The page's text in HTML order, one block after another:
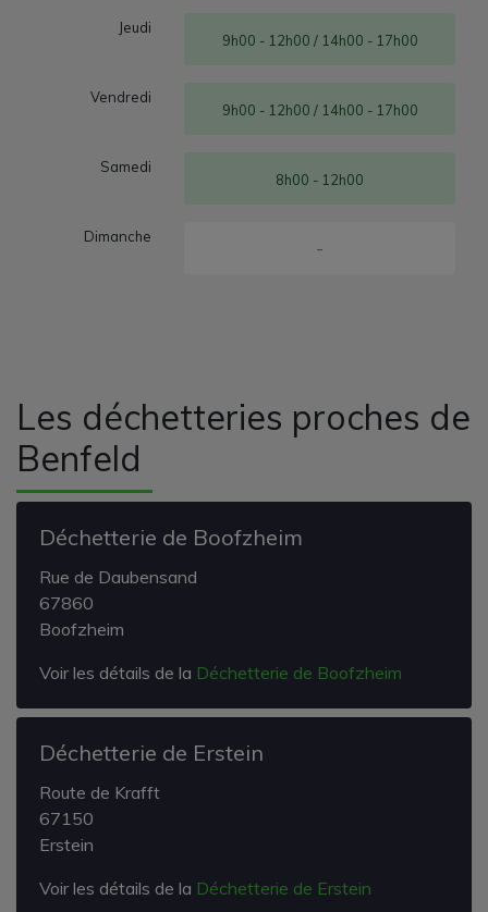
Les déchetteries proches de
Benfeld
Déchetterie de Boofzheim
Rue de Daubensand
67860
Boofzheim
Voir les détails de la Déchetterie de Boofzheim
Déchetterie de Erstein
Route de Krafft
67150
Erstein
Voir les détails de la Déchetterie de Erstein
Jeudi
9h00 - 12h00 / 14h00 - 17h00
Vendredi
9h00 - 12h00 / 14h00 - 17h00
Samedi
8h00 - 12h00
Dimanche
-